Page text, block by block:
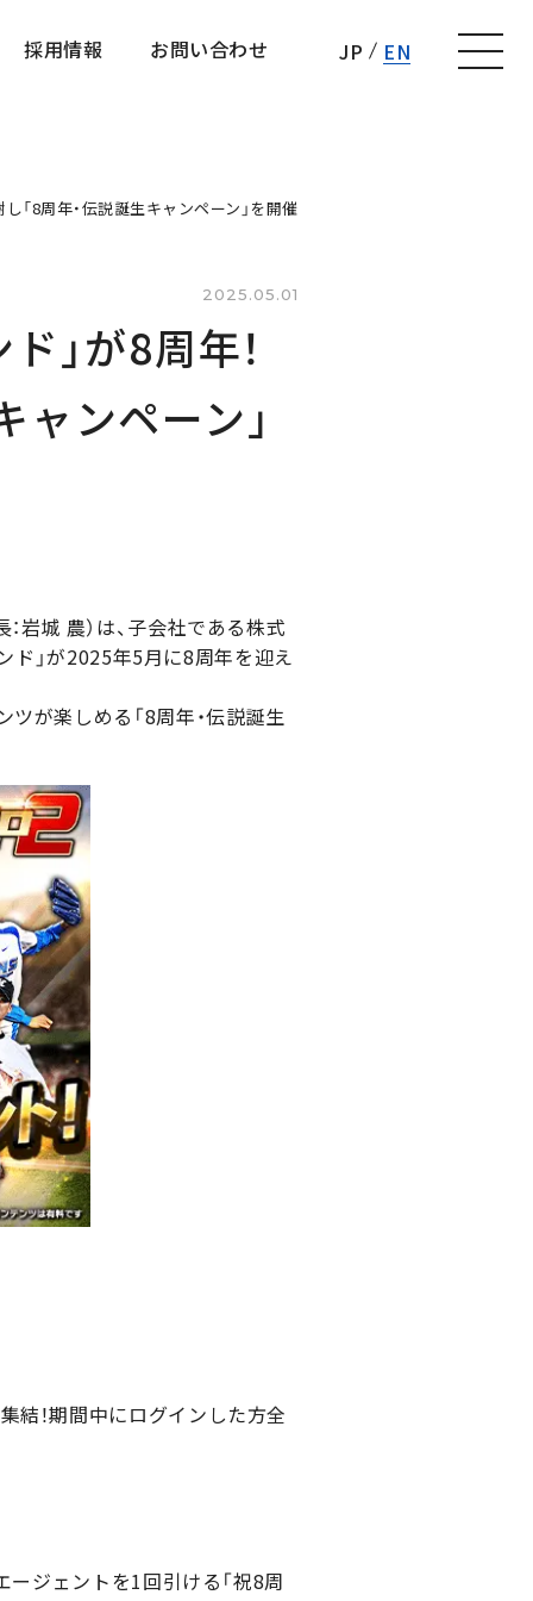
採用情報
お問い合わせ
JP EN
「8周年・伝説誕生キャンペーン」を開催
2025.05.01
」が8周年！
ンペーン」
岩城 農）は、子会社である株式
ド」が2025年5月に8周年を迎え
が楽しめる「8周年・伝説誕生
結！期間中にログインした方全
ジェントを1回引ける「祝8周